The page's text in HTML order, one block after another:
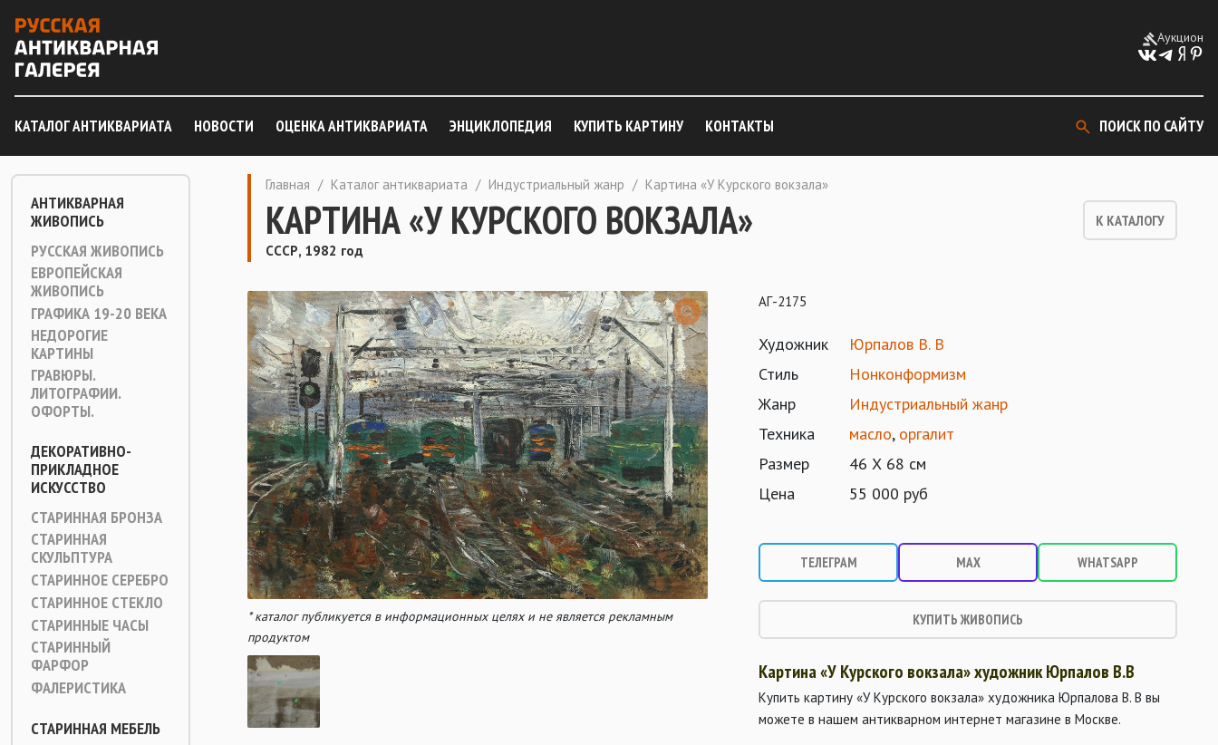
Аукцион
КАТАЛОГ АНТИКВАРИАТА НОВОСТИ ОЦЕНКА АНТИКВАРИАТА ЭНЦИКЛОПЕДИЯ КУПИТЬ КАРТИНУ КОНТАКТЫ ПОИСК ПО САЙТУ
АНТИКВАРНАЯ
ЖИВОПИСЬ
РУССКАЯ ЖИВОПИСЬ
ЕВРОПЕЙСКАЯ
ЖИВОПИСЬ
ГРАФИКА 19-20 ВЕКА
НЕДОРОГИЕ
КАРТИНЫ
ГРАВЮРЫ.
ЛИТОГРАФИИ.
ОФОРТЫ.
ДЕКОРАТИВНО-
ПРИКЛАДНОЕ
ИСКУССТВО
СТАРИННАЯ БРОНЗА
СТАРИННАЯ
СКУЛЬПТУРА
СТАРИННОЕ СЕРЕБРО
СТАРИННОЕ СТЕКЛО
СТАРИННЫЕ ЧАСЫ
СТАРИННЫЙ
ФАРФОР
ФАЛЕРИСТИКА
СТАРИННАЯ МЕБЕЛЬ
Главная / Каталог антиквариата / Индустриальный жанр / Картина «У Курского вокзала»
КАРТИНА «У КУРСКОГО ВОКЗАЛА» К КАТАЛОГУ
СССР, 1982 год
* каталог публикуется в информационных целях и не является рекламным
продуктом
АГ-2175
Художник
Юрпалов В. В
Стиль
Нонконформизм
Жанр
Индустриальный жанр
Техника
масло, оргалит
Размер
46 Х 68 см
Цена
55 000 руб
ТЕЛЕГРАМ MAX WHATSAPP
КУПИТЬ ЖИВОПИСЬ
Картина «У Курского вокзала» художник Юрпалов В.В
Купить картину «У Курского вокзала» художника Юрпалова В. В вы
можете в нашем антикварном интернет магазине в Москве.